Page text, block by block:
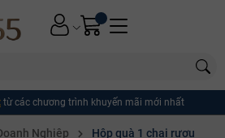
từ các chương trình khuyến mãi mới nhất
Nghiệp
Hộp quà 1 chai rượu